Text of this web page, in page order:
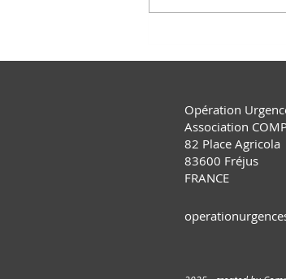
association
Opération
Association
82 Place Agricola
83600 Fréjus
FRANCE